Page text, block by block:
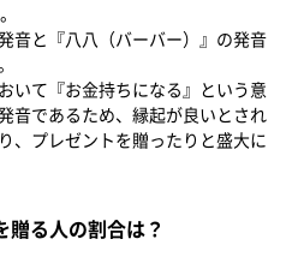
音と『八八（バーバー）』の発音
いて『お金持ちになる』という意
音であるため、縁起が良いとされ
、プレゼントを贈ったりと盛大に
る人の割合は？